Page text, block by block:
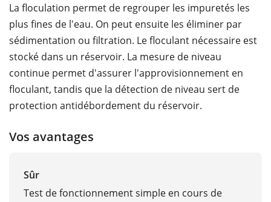
La floculation permet de regrouper les impuretés les
plus fines de l'eau. On peut ensuite les éliminer par
sédimentation ou filtration. Le floculant nécessaire est
stocké dans un réservoir. La mesure de niveau
continue permet d'assurer l'approvisionnement en
floculant, tandis que la détection de niveau sert de
protection antidébordement du réservoir.
Vos avantages
Sûr
Test de fonctionnement simple en cours de